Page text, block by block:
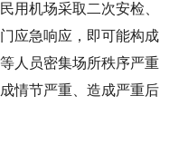
用机场采取二次安检、
应急响应，即可能构成
人员密集场所秩序严重
情节严重、造成严重后